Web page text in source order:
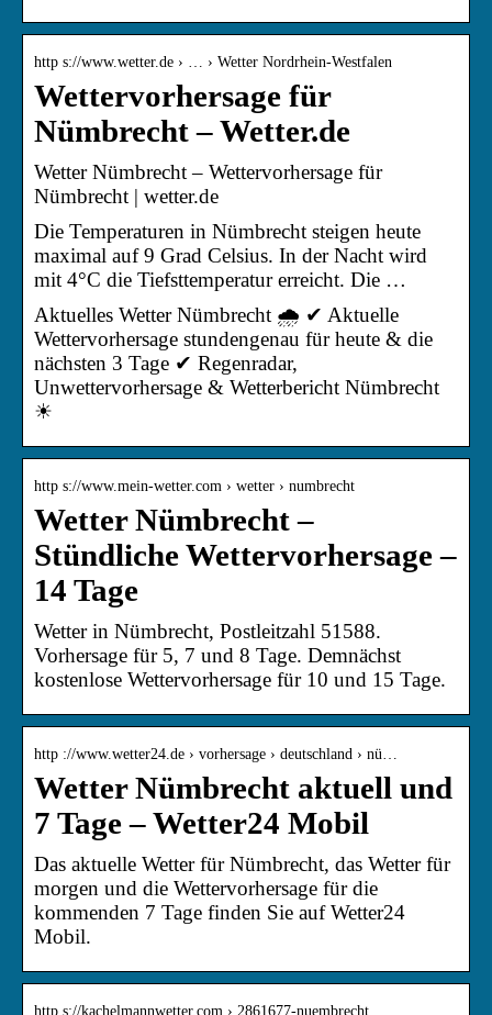
http s://www.wetter.de › … › Wetter Nordrhein-Westfalen
Wettervorhersage für
Nümbrecht – Wetter.de
Wetter Nümbrecht – Wettervorhersage für
Nümbrecht | wetter.de
Die Temperaturen in Nümbrecht steigen heute
maximal auf 9 Grad Celsius. In der Nacht wird
mit 4°C die Tiefsttemperatur erreicht. Die …
Aktuelles Wetter Nümbrecht 🌧️ ✔ Aktuelle
Wettervorhersage stundengenau für heute & die
nächsten 3 Tage ✔ Regenradar,
Unwettervorhersage & Wetterbericht Nümbrecht
☀
http s://www.mein-wetter.com › wetter › numbrecht
Wetter Nümbrecht –
Stündliche Wettervorhersage –
14 Tage
Wetter in Nümbrecht, Postleitzahl 51588.
Vorhersage für 5, 7 und 8 Tage. Demnächst
kostenlose Wettervorhersage für 10 und 15 Tage.
http ://www.wetter24.de › vorhersage › deutschland › nü…
Wetter Nümbrecht aktuell und
7 Tage – Wetter24 Mobil
Das aktuelle Wetter für Nümbrecht, das Wetter für
morgen und die Wettervorhersage für die
kommenden 7 Tage finden Sie auf Wetter24
Mobil.
http s://kachelmannwetter.com › 2861677-nuembrecht